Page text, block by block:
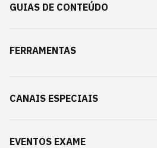
GUIAS DE CONTEÚDO
FERRAMENTAS
CANAIS ESPECIAIS
EVENTOS EXAME